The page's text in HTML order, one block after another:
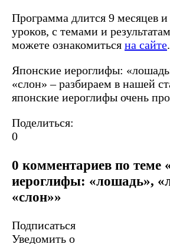
Программа длится 9 месяцев
уроков, с темами и
можете ознакомиться на сайте.
Японские иероглифы:
«слон» – разбираем в нашей
японские иероглифы очень
Поделиться:
0
0 комментариев по теме
иероглифы: «лошадь»,
«слон»»
Подписаться
Уведомить о